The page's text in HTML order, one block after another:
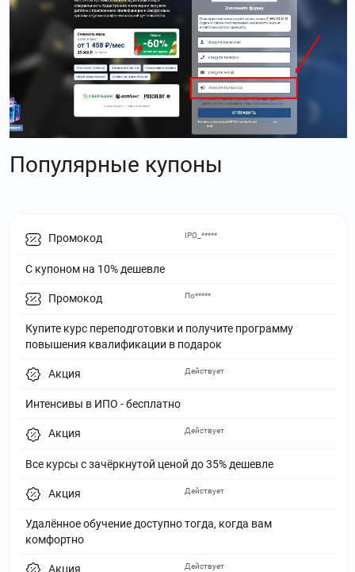
Популярные купоны
Промокод
С купоном на 10% дешевле
IPO_*****
Промокод
Купите курс переподготовки и получите программу
повышения квалификации в подарок
По*****
Акция
Интенсивы в ИПО - бесплатно
Действует
Акция
Все курсы с зачёркнутой ценой до 35% дешевле
Действует
Акция
Удалённое обучение доступно тогда, когда вам
комфортно
Действует
Акция Действует